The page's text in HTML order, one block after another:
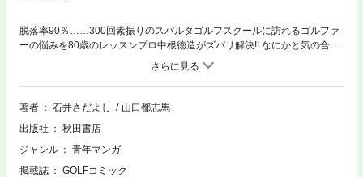
脱落率90％……300回素振りのスパルタゴルフスクールに訪れるゴルファ
ーの悩みを80歳のレッスンプロ中根徳造がズバリ解決!! なにかと気の合わ
ない有名レストランのシェフとギャルソン。ゴルフで2人の関係を修復し
ょうとするが、はたしてゴルファーとキャディのような関係になれるの
か？……「シェフとギャルソン」。 若くて美人の葉山梨砂プロ。成績は
パッとしないがテレビやCMに引っ張りだこ。調子に乗って芸能界入りで
はさらに？……「戦うビィーナス」。徳造プロの『喝』が冴える人情ゴル
フ漫画。
著者 石井さだよし
山口都志馬
出版社
秋田書店
ジャンル
青年マンガ
掲載誌
GOLFコミック